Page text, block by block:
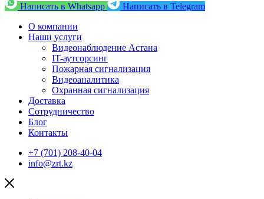
Написать в Whatsapp
Написать в Telegram
О компании
Наши услуги
Видеонаблюдение Астана
IT-аутсорсинг
Пожарная сигнализация
Видеоаналитика
Охранная сигнализация
Доставка
Сотрудничество
Блог
Контакты
+7 (701) 208-40-04
info@zrt.kz